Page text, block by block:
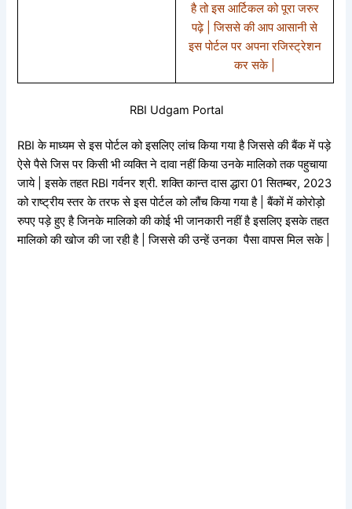
है तो इस आर्टिकल को पूरा जरुर
पढ़े | जिससे की आप आसानी से
इस पोर्टल पर अपना रजिस्ट्रेशन
कर सके |
RBI Udgam Portal
RBI के माध्यम से इस पोर्टल को इसलिए लांच किया गया है जिससे की बैंक में पड़े
ऐसे पैसे जिस पर किसी भी व्यक्ति ने दावा नहीं किया उनके मालिको तक पहुचाया
जाये | इसके तहत RBI गर्वनर श्री. शक्ति कान्त दास द्धारा 01 सितम्बर, 2023
को राष्ट्रीय स्तर के तरफ से इस पोर्टल को लौंच किया गया है | बैंकों में कोरोड़ो
रुपए पड़े हुए है जिनके मालिको की कोई भी जानकारी नहीं है इसलिए इसके तहत
मालिको की खोज की जा रही है | जिससे की उन्हें उनका पैसा वापस मिल सके |